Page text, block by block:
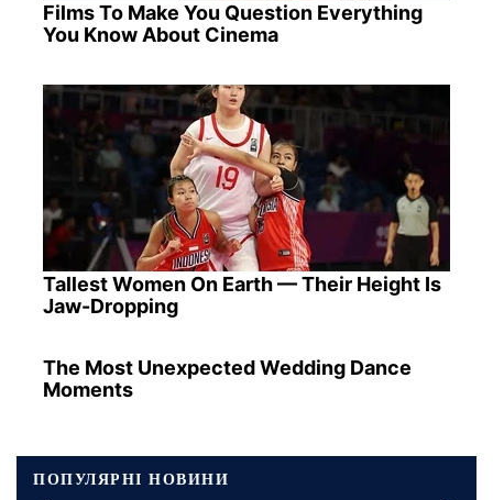
Films To Make You Question Everything
You Know About Cinema
Tallest Women On Earth — Their Height Is
Jaw-Dropping
The Most Unexpected Wedding Dance
Moments
ПОПУЛЯРНІ НОВИНИ